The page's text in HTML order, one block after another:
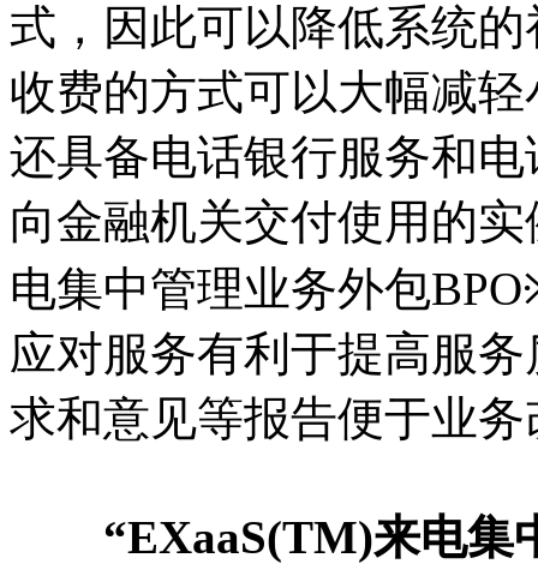
式，因此可以降低系统
收费的方式可以大幅减
还具备电话银行服务和
向金融机关交付使用的
电集中管理业务外包
应对服务有利于提高服
求和意见等报告便于业
“EXaaS(TM)来电集